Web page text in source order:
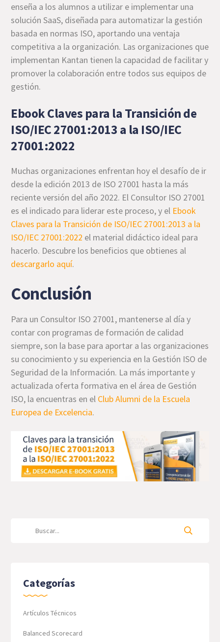
enseña a los alumnos a utilizar e implementar una
solución SaaS, diseñada para automatizar la gestión
basada en normas ISO, aportando una ventaja
competitiva a la organización. Las organizaciones que
implementan Kantan tienen la capacidad de facilitar y
promover la colaboración entre todos sus equipos de
gestión.
Ebook Claves para la Transición de
ISO/IEC 27001:2013 a la ISO/IEC
27001:2022
Muchas organizaciones enfrentan hoy el desafío de ir
desde la edición 2013 de ISO 27001 hasta la más
reciente versión del año 2022. El Consultor ISO 27001
es el indicado para liderar este proceso, y el Ebook
Claves para la Transición de ISO/IEC 27001:2013 a la
ISO/IEC 27001:2022 el material didáctico ideal para
hacerlo. Descubre los beneficios que obtienes al
descargarlo aquí.
Conclusión
Para un Consultor ISO 27001, mantenerse al día y
contar con programas de formación de calidad
siempre, son la base para aportar a las organizaciones
su conocimiento y su experiencia en la Gestión ISO de
Seguridad de la Información. La más importante y
actualizada oferta formativa en el área de Gestión
ISO, la encuentras en el Club Alumni de la Escuela
Europea de Excelencia.
Categorías
Artículos Técnicos
Balanced Scorecard